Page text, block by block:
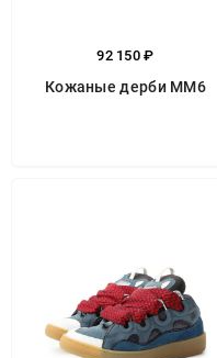
92 150 ₽
Кожаные дерби MM6